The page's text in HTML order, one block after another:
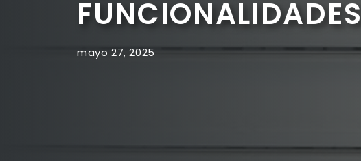
FUNCIONALIDADES
mayo 27, 2025